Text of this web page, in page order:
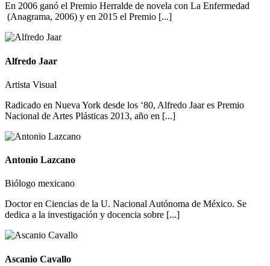
En 2006 ganó el Premio Herralde de novela con La Enfermedad
(Anagrama, 2006) y en 2015 el Premio [...]
Alfredo Jaar
Artista Visual
Radicado en Nueva York desde los ‘80, Alfredo Jaar es Premio
Nacional de Artes Plásticas 2013, año en [...]
Antonio Lazcano
Biólogo mexicano
Doctor en Ciencias de la U. Nacional Autónoma de México. Se
dedica a la investigación y docencia sobre [...]
Ascanio Cavallo